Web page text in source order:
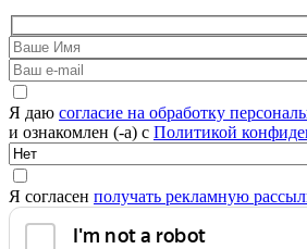
Я даю согласие на обработку
и ознакомлен (-а) с Политикой
Я согласен получать рекламную